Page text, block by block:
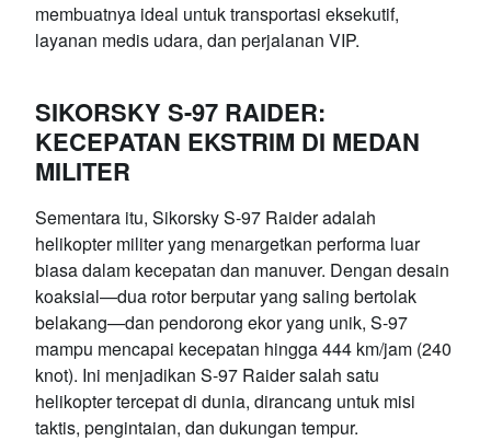
membuatnya ideal untuk transportasi eksekutif,
layanan medis udara, dan perjalanan VIP.
SIKORSKY S-97 RAIDER:
KECEPATAN EKSTRIM DI MEDAN
MILITER
Sementara itu, Sikorsky S-97 Raider adalah
helikopter militer yang menargetkan performa luar
biasa dalam kecepatan dan manuver. Dengan desain
koaksial—dua rotor berputar yang saling bertolak
belakang—dan pendorong ekor yang unik, S-97
mampu mencapai kecepatan hingga 444 km/jam (240
knot). Ini menjadikan S-97 Raider salah satu
helikopter tercepat di dunia, dirancang untuk misi
taktis, pengintaian, dan dukungan tempur.